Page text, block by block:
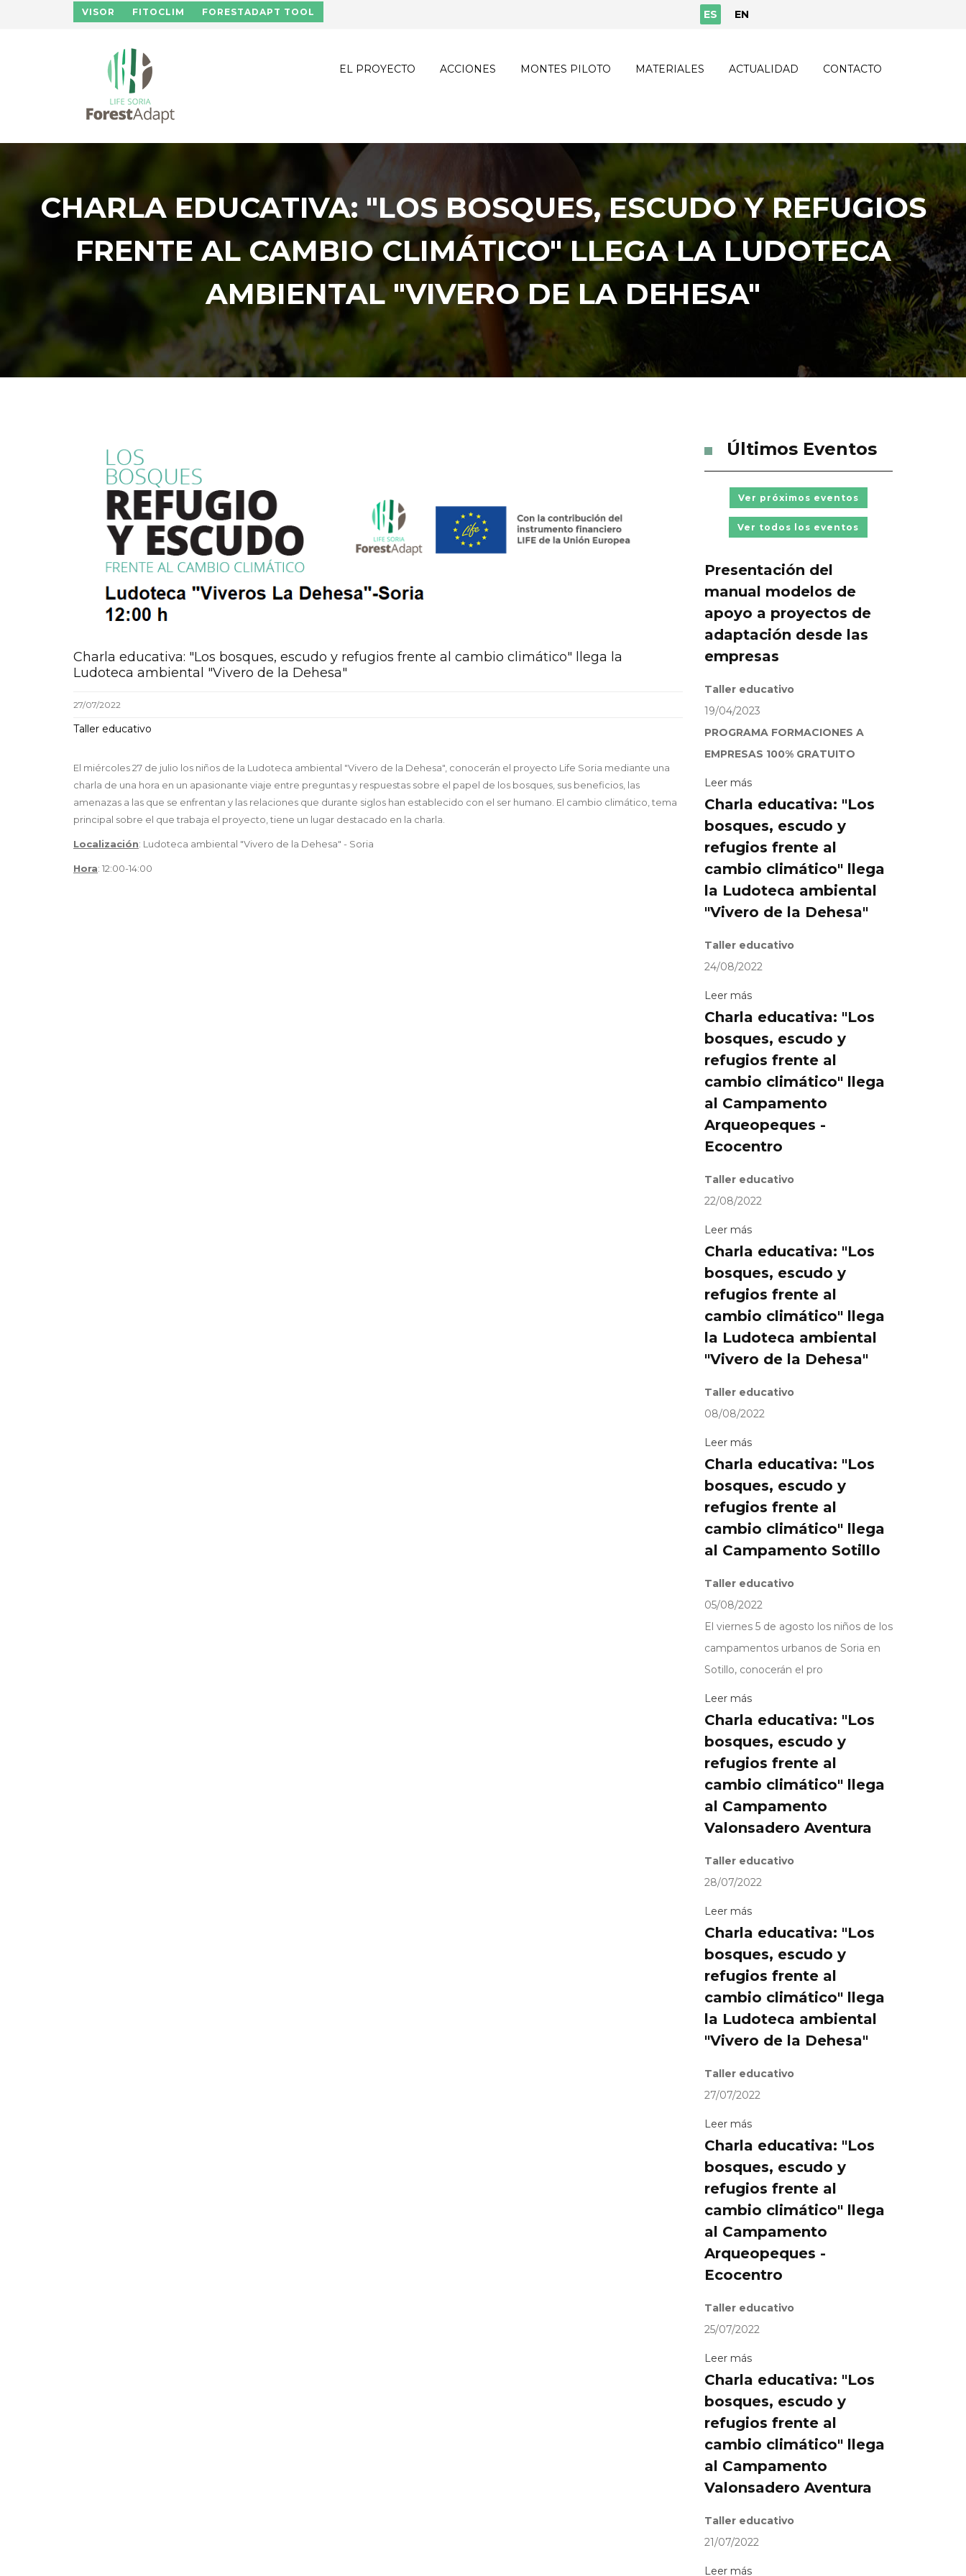
Pasar al contenido principal
VISOR FITOCLIM FORESTADAPT TOOL ES EN
EL PROYECTO ACCIONES MONTES PILOTO MATERIALES ACTUALIDAD CONTACTO
CHARLA EDUCATIVA: "LOS BOSQUES, ESCUDO Y REFUGIOS
FRENTE AL CAMBIO CLIMÁTICO" LLEGA LA LUDOTECA
AMBIENTAL "VIVERO DE LA DEHESA"
Charla educativa: "Los bosques, escudo y refugios frente al cambio climático" llega la
Ludoteca ambiental "Vivero de la Dehesa"
27/07/2022
Taller educativo
El miércoles 27 de julio los niños de la Ludoteca ambiental "Vivero de la Dehesa", conocerán el proyecto Life Soria mediante una
charla de una hora en un apasionante viaje entre preguntas y respuestas sobre el papel de los bosques, sus beneficios, las
amenazas a las que se enfrentan y las relaciones que durante siglos han establecido con el ser humano. El cambio climático, tema
principal sobre el que trabaja el proyecto, tiene un lugar destacado en la charla.
Localización: Ludoteca ambiental "Vivero de la Dehesa" - Soria
Hora: 12:00-14:00
Últimos Eventos
Ver próximos eventos
Ver todos los eventos
Presentación del
manual modelos de
apoyo a proyectos de
adaptación desde las
empresas
Taller educativo
19/04/2023
PROGRAMA FORMACIONES A
EMPRESAS 100% GRATUITO
Leer más
Charla educativa: "Los
bosques, escudo y
refugios frente al
cambio climático" llega
la Ludoteca ambiental
"Vivero de la Dehesa"
Taller educativo
24/08/2022
Leer más
Charla educativa: "Los
bosques, escudo y
refugios frente al
cambio climático" llega
al Campamento
Arqueopeques -
Ecocentro
Taller educativo
22/08/2022
Leer más
Charla educativa: "Los
bosques, escudo y
refugios frente al
cambio climático" llega
la Ludoteca ambiental
"Vivero de la Dehesa"
Taller educativo
08/08/2022
Leer más
Charla educativa: "Los
bosques, escudo y
refugios frente al
cambio climático" llega
al Campamento Sotillo
Taller educativo
05/08/2022
El viernes 5 de agosto los niños de los
campamentos urbanos de Soria en
Sotillo, conocerán el pro
Leer más
Charla educativa: "Los
bosques, escudo y
refugios frente al
cambio climático" llega
al Campamento
Valonsadero Aventura
Taller educativo
28/07/2022
Leer más
Charla educativa: "Los
bosques, escudo y
refugios frente al
cambio climático" llega
la Ludoteca ambiental
"Vivero de la Dehesa"
Taller educativo
27/07/2022
Leer más
Charla educativa: "Los
bosques, escudo y
refugios frente al
cambio climático" llega
al Campamento
Arqueopeques -
Ecocentro
Taller educativo
25/07/2022
Leer más
Charla educativa: "Los
bosques, escudo y
refugios frente al
cambio climático" llega
al Campamento
Valonsadero Aventura
Taller educativo
21/07/2022
Leer más